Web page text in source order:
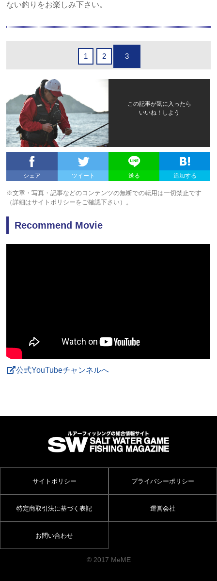
ない釣りをお楽しみ下さい。
1 2 3
この記事が気に入ったら
いいね！しよう
シェア ツイート 送る 追加する
※文章・写真・記事などのコンテンツの無断での転用は一切禁止です
（詳細はサイトポリシーをご確認下さい）。
Recommend Movie
公式YouTubeチャンネルへ
サイトポリシー プライバシーポリシー
特定商取引法に基づく表記 運営会社
お問い合わせ
© 2017 MeME